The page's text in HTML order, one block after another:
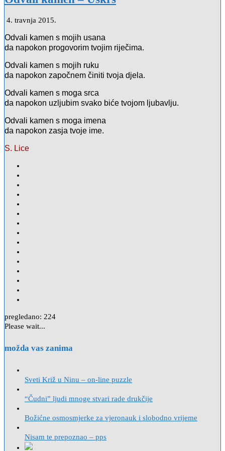
4. travnja 2015.
Odvali kamen s mojih usana
da napokon progovorim tvojim riječima.
Odvali kamen s mojih ruku
da napokon započnem činiti tvoja djela.
Odvali kamen s moga srca
da napokon uzljubim svako biće tvojom ljubavlju.
Odvali kamen s moga imena
da napokon zasja tvoje ime.
S. Lice
pregledano: 224
Please wait...
možda vas zanima
Sveti Križ u Ninu – on-line puzzle
“Čudni” ljudi mnoge stvari rade drukčije
Božićne osmosmjerke za vjeronauk i slobodno vrijeme
Nisam te prepoznao – pps